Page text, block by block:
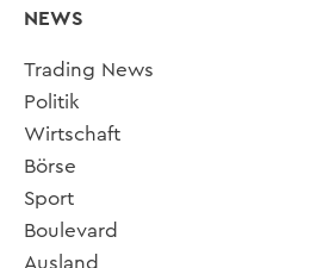
NEWS
Trading News
Politik
Wirtschaft
Börse
Sport
Boulevard
Ausland